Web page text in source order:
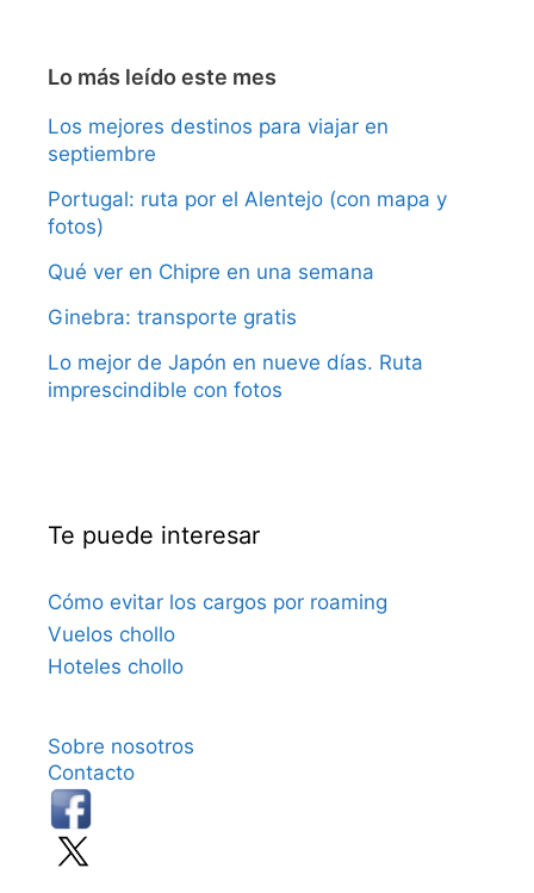
Lo más leído este mes
Los mejores destinos para viajar en
septiembre
Portugal: ruta por el Alentejo (con mapa y
fotos)
Qué ver en Chipre en una semana
Ginebra: transporte gratis
Lo mejor de Japón en nueve días. Ruta
imprescindible con fotos
Te puede interesar
Cómo evitar los cargos por roaming
Vuelos chollo
Hoteles chollo
Sobre nosotros
Contacto